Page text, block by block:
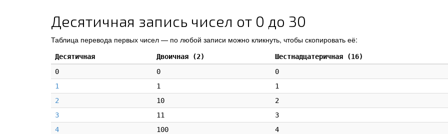
Десятичная запись чисел от 0 до 30
Таблица перевода первых чисел — по любой записи можно кликнуть, чтобы скопировать её:
Десятичная Двоичная (2)
Шестнадцатеричная (16)
0
0
0
1
1
1
2
10
2
3
11
3
4
100
4